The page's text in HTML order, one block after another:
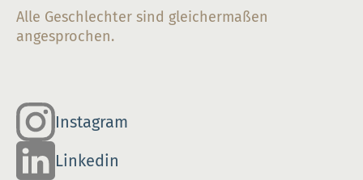
Alle Geschlechter sind gleichermaßen
angesprochen.
Instagram
Linkedin